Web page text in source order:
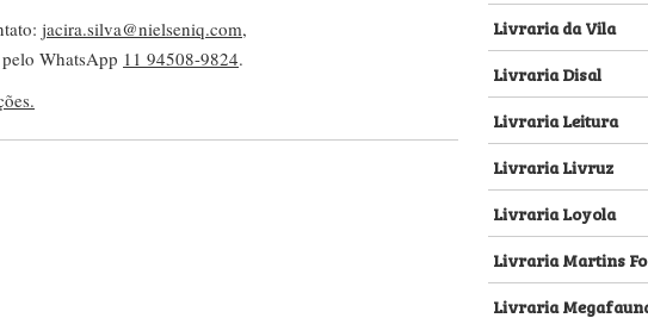
jacira.silva@nielseniq.com,
WhatsApp 11 94508-9824.
Livraria da Vila
Livraria Disal
Livraria Leitura
Livraria Livruz
Livraria Loyola
Livraria Martins
Livraria